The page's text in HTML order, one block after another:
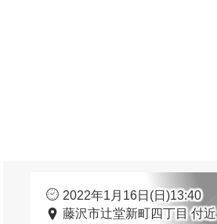
2022年1月16日(日)13:40
藤沢市辻堂新町四丁目 付近